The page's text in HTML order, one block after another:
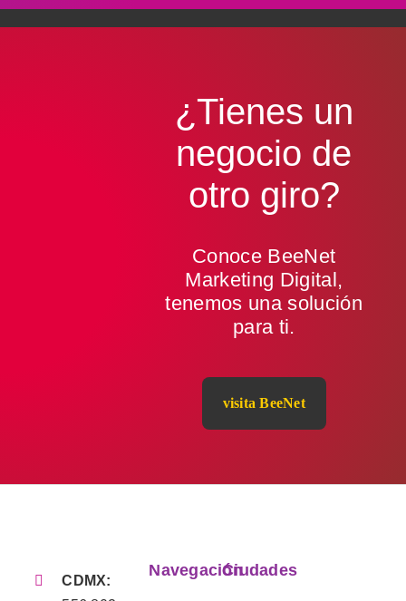
¿Tienes un
negocio de
otro giro?
Conoce BeeNet
Marketing Digital,
tenemos una solución
para ti.
visita BeeNet
CDMX:
NavegaciónCiudades